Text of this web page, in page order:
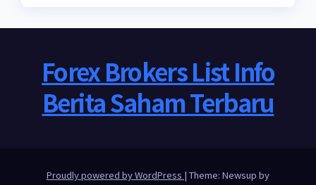
Forex Brokers List Info
Berita Saham Terbaru
Proudly powered by WordPress | Theme: Newsup by